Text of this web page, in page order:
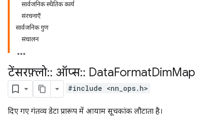
सार्वजनिक स्थैतिक कार्य
संरचनाएँ
सार्वजनिक गुण
संचालन
टेंसरफ़्लो:: ऑप्स:: DataFormatDimMap
#include <nn_ops.h>
दिए गए गंतव्य डेटा प्रारूप में आयाम सूचकांक लौटाता है।